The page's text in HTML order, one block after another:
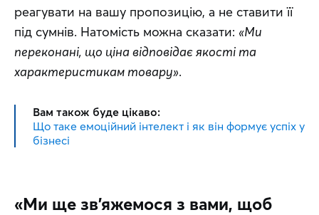
реагувати на вашу пропозицію, а не ставити її
під сумнів. Натомість можна сказати: «Ми
переконані, що ціна відповідає якості та
характеристикам товару».
Вам також буде цікаво:
Що таке емоційний інтелект і як він формує успіх у
бізнесі
«Ми ще зв'яжемося з вами, щоб